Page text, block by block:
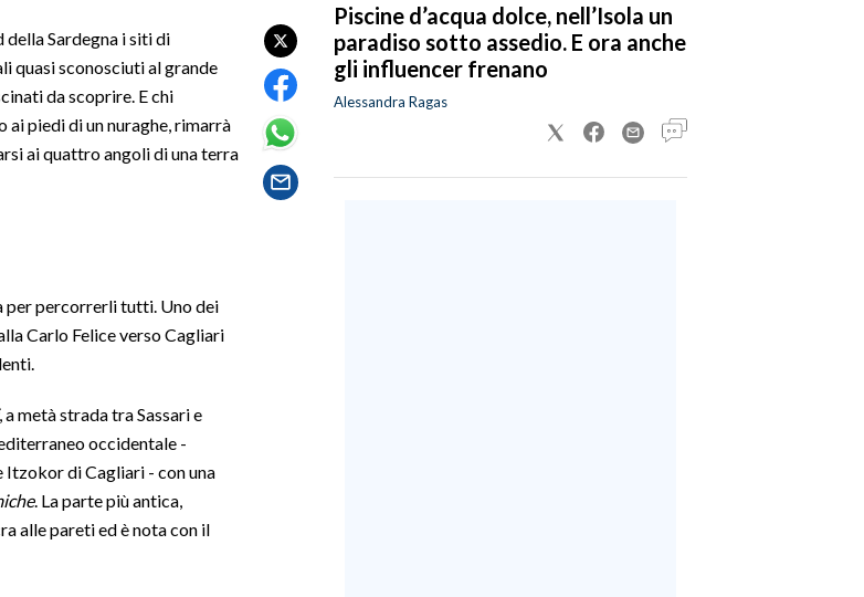
della Sardegna i siti di
quasi sconosciuti al grande
da scoprire. E chi
ai piedi di un nuraghe, rimarrà
ai quattro angoli di una terra
per percorrerli tutti. Uno dei
Carlo Felice verso Cagliari
, a metà strada tra Sassari e
occidentale -
Itzokor di Cagliari - con una
. La parte più antica,
alle pareti ed è nota con il
Piscine d’acqua dolce, nell’Isola un
paradiso sotto assedio. E ora anche
gli influencer frenano
Alessandra Ragas